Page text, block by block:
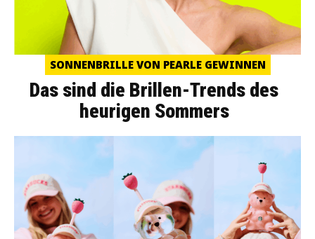
SONNENBRILLE VON PEARLE GEWINNEN
Das sind die Brillen-Trends des
heurigen Sommers